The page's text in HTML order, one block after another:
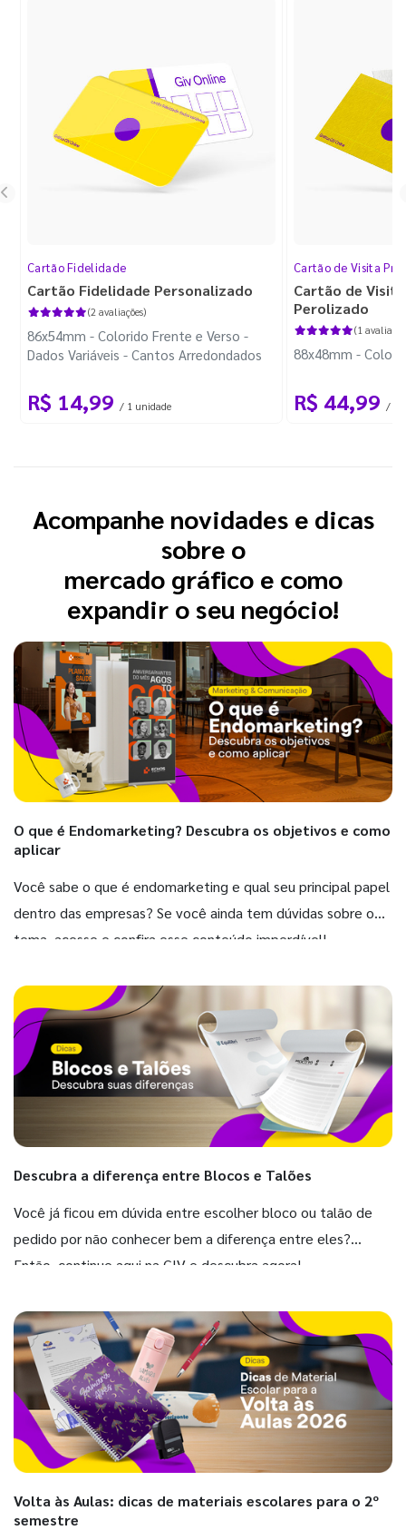
Cartão Fidelidade
Cartão Fidelidade Personalizado
(2 avaliações)
86x54mm - Colorido Frente e Verso -
Dados Variáveis - Cantos Arredondados
R$ 14,99 / 1 unidade
Cartão de Visita
Cartão de
Perolizado
(1
88x48mm -
R$ 44,99 /
Acompanhe novidades e dicas
sobre o
mercado gráfico e como
expandir o seu negócio!
O que é Endomarketing? Descubra os objetivos e como
aplicar
Você sabe o que é endomarketing e qual seu principal papel
dentro das empresas? Se você ainda tem dúvidas sobre o
tema, acesse e confira esse conteúdo imperdível!
Descubra a diferença entre Blocos e Talões
Você já ficou em dúvida entre escolher bloco ou talão de
pedido por não conhecer bem a diferença entre eles?
Então, continue aqui na GIV e descubra agora!
Volta às Aulas: dicas de materiais escolares para o 2º
semestre